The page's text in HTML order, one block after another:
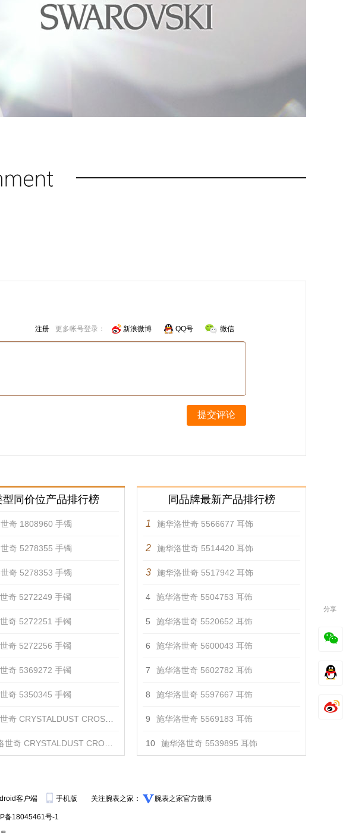
注册 更多帐号登录： 新浪微博 QQ号 微信
提交评论
型同价位产品排行榜
奇 1808960 手镯
奇 5278355 手镯
奇 5278353 手镯
奇 5272249 手镯
奇 5272251 手镯
奇 5272256 手镯
奇 5369272 手镯
奇 5350345 手镯
CROSS 阔手镯, 金色, 镀金色 手镯
CROSS 阔手镯, 彩色设计, 镀玫瑰金色 手镯
同品牌最新产品排行榜
1 施华洛世奇 5566677 耳饰
2 施华洛世奇 5514420 耳饰
3 施华洛世奇 5517942 耳饰
4 施华洛世奇 5504753 耳饰
5 施华洛世奇 5520652 耳饰
6 施华洛世奇 5600043 耳饰
7 施华洛世奇 5602782 耳饰
8 施华洛世奇 5597667 耳饰
9 施华洛世奇 5569183 耳饰
10 施华洛世奇 5539895 耳饰
客户端 手机版 关注腕表之家： 腕表之家官方微博
备18045461号-1
分享